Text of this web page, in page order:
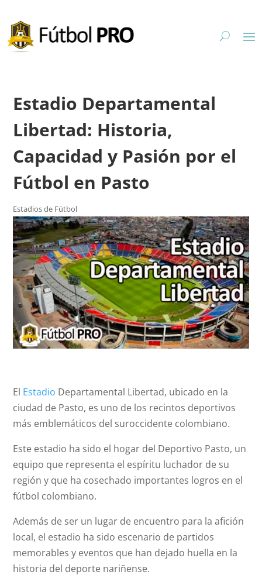
Estadio Departamental
Libertad: Historia,
Capacidad y Pasión por el
Fútbol en Pasto
Estadios de Fútbol
El Estadio Departamental Libertad, ubicado en la
ciudad de Pasto, es uno de los recintos deportivos
más emblemáticos del suroccidente colombiano.
Este estadio ha sido el hogar del Deportivo Pasto, un
equipo que representa el espíritu luchador de su
región y que ha cosechado importantes logros en el
fútbol colombiano.
Además de ser un lugar de encuentro para la afición
local, el estadio ha sido escenario de partidos
memorables y eventos que han dejado huella en la
historia del deporte nariñense.